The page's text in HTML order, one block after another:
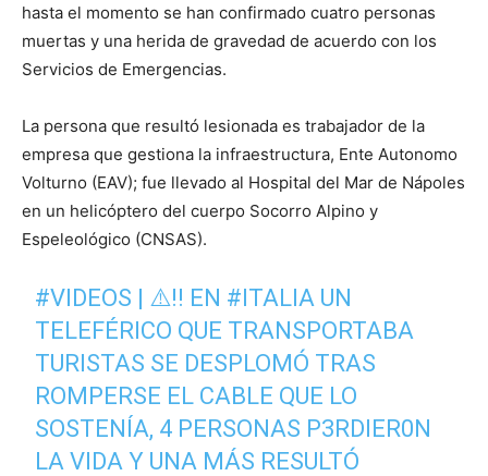
hasta el momento se han confirmado cuatro personas
muertas y una herida de gravedad de acuerdo con los
Servicios de Emergencias.
La persona que resultó lesionada es trabajador de la
empresa que gestiona la infraestructura, Ente Autonomo
Volturno (EAV); fue llevado al Hospital del Mar de Nápoles
en un helicóptero del cuerpo Socorro Alpino y
Espeleológico (CNSAS).
#VIDEOS | ⚠️‼️ EN #ITALIA UN
TELEFÉRICO QUE TRANSPORTABA
TURISTAS SE DESPLOMÓ TRAS
ROMPERSE EL CABLE QUE LO
SOSTENÍA, 4 PERSONAS P3RDIER0N
LA VIDA Y UNA MÁS RESULTÓ